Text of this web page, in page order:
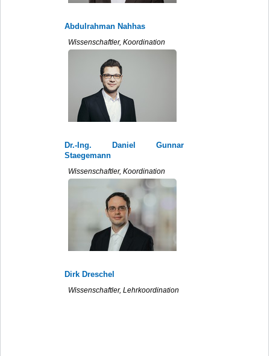
Abdulrahman Nahhas
Wissenschaftler, Koordination
Dr.-Ing. Daniel Gunnar
Staegemann
Wissenschaftler, Koordination
Dirk Dreschel
Wissenschaftler, Lehrkoordination